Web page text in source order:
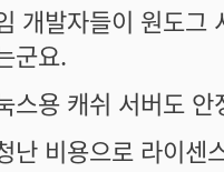
개발자들이 원도그
군요.
스용 캐쉬 서버도
난 비용으로 라이센